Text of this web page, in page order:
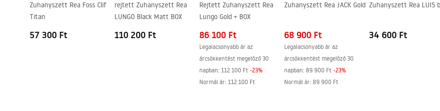
Zuhanyszett Rea Foss Clif
Titan
57 300 Ft
rejtett Zuhanyszett Rea
LUNGO Black Matt BOX
110 200 Ft
Rejtett Zuhanyszett Rea
Lungo Gold + BOX
86 100 Ft
Legalacsonyabb ár az
árcsökkentést megelőző 30
napban: 112 100 Ft -23%
Normál ár: 112 100 Ft
Zuhanyszett Rea JACK Gold
68 900 Ft
Legalacsonyabb ár az
árcsökkentést megelőző 30
napban: 89 900 Ft -23%
Normál ár: 89 900 Ft
Zuhanyszett Rea LUIS
34 600 Ft